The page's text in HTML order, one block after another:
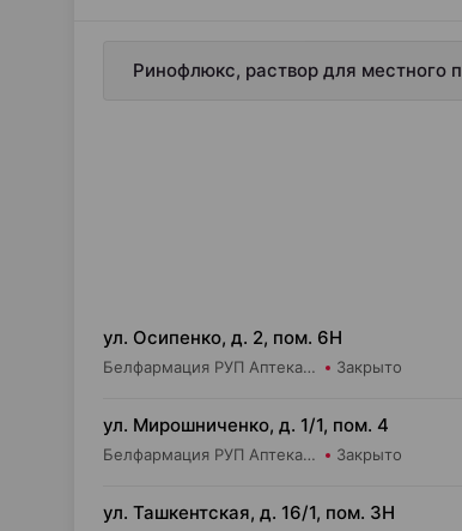
Ринофлюкс, раствор для местного
ул. Осипенко, д. 2, пом. 6Н
Белфармация РУП Аптека №59 Закрыто
ул. Мирошниченко, д. 1/1, пом. 4
Белфармация РУП Аптека №75 Закрыто
ул. Ташкентская, д. 16/1, пом. 3Н